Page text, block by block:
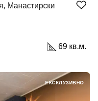
Манастирски
69 кв.м.
ЕКСКЛУЗИВНО